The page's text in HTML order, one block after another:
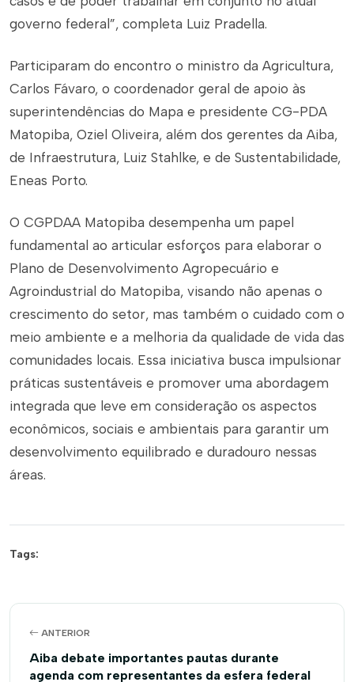
governo federal”, completa Luiz Pradella.
Participaram do encontro o ministro da Agricultura,
Carlos Fávaro, o coordenador geral de apoio às
superintendências do Mapa e presidente CG-PDA
Matopiba, Oziel Oliveira, além dos gerentes da Aiba,
de Infraestrutura, Luiz Stahlke, e de Sustentabilidade,
Eneas Porto.
O CGPDAA Matopiba desempenha um papel
fundamental ao articular esforços para elaborar o
Plano de Desenvolvimento Agropecuário e
Agroindustrial do Matopiba, visando não apenas o
crescimento do setor, mas também o cuidado com o
meio ambiente e a melhoria da qualidade de vida das
comunidades locais. Essa iniciativa busca impulsionar
práticas sustentáveis e promover uma abordagem
integrada que leve em consideração os aspectos
econômicos, sociais e ambientais para garantir um
desenvolvimento equilibrado e duradouro nessas
áreas.
Tags:
ANTERIOR
Aiba debate importantes pautas durante
agenda com representantes da esfera federal